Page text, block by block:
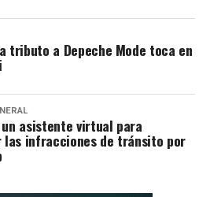
tributo a Depeche Mode toca en
un asistente virtual para
las infracciones de tránsito por